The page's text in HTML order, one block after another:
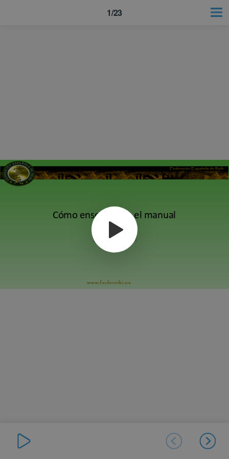
Cómo enseñar con el manual
Segundo Nivel
1/23